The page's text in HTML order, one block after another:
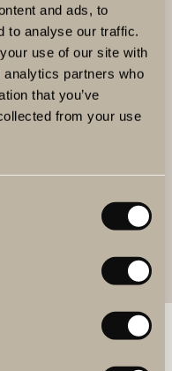
and ads, to
to analyse our traffic.
use of our site with
partners who
that you’ve
from your use
2019